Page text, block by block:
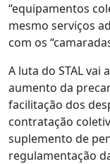
“equipamentos
mesmo serviços
com os
A luta do STAL vai
aumento da
facilitação dos
contratação
suplemento de
regulamentação